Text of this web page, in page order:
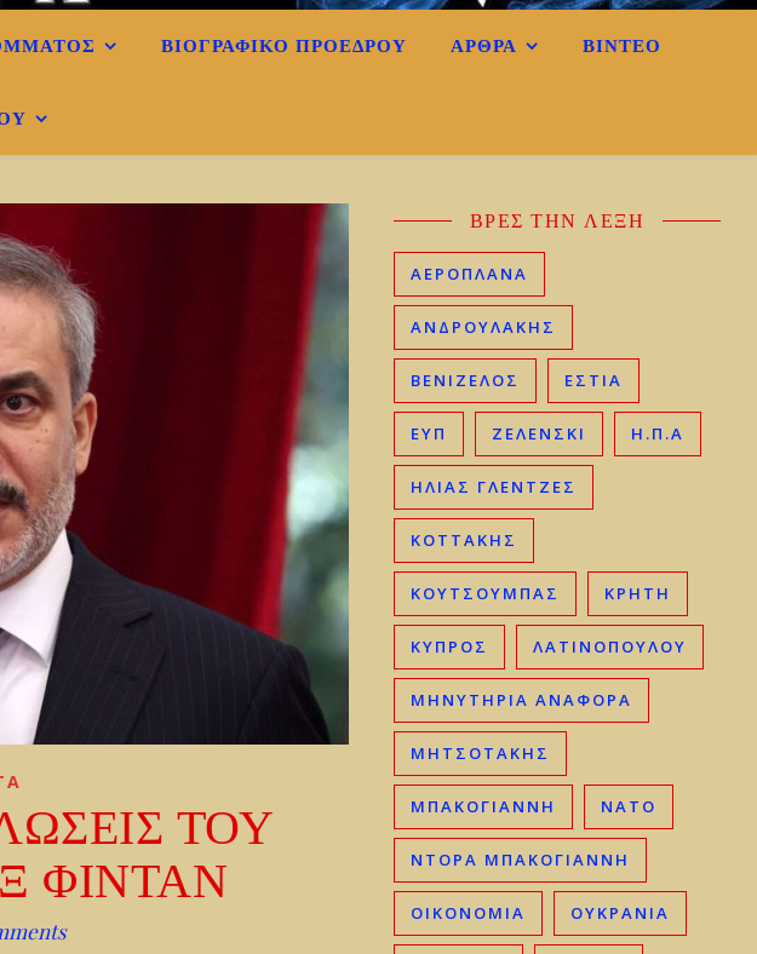
ΒΙΟΓΡΑΦΙΚΌ ΠΡΟΈΔΡΟΥ ΆΡΘΡΑ ΒΊΝΤΕΟ
ΤΟΥ
ΦΙΝΤΑΝ
ΒΡΕΣ ΤΗΝ ΛΕΞΗ
ΑΕΡΟΠΛΑΝΑ
ΑΝΔΡΟΥΛΑΚΗΣ
ΒΕΝΙΖΈΛΟΣ ΕΣΤΙΑ
ΕΥΠ ΖΕΛΕΝΣΚΙ Η.Π.Α
ΗΛΊΑΣ ΓΛΕΝΤΖΈΣ
ΚΟΤΤΑΚΗΣ
ΚΟΥΤΣΟΥΜΠΑΣ ΚΡΉΤΗ
ΚΎΠΡΟΣ ΛΑΤΙΝΟΠΟΥΛΟΥ
ΜΗΝΥΤΗΡΙΑ ΑΝΑΦΟΡΑ
ΜΗΤΣΟΤΆΚΗΣ
ΜΠΑΚΟΓΙΆΝΝΗ ΝΑΤΟ
ΝΤΟΡΑ ΜΠΑΚΟΓΙΑΝΝΗ
ΟΙΚΟΝΟΜΊΑ ΟΥΚΡΑΝΊΑ